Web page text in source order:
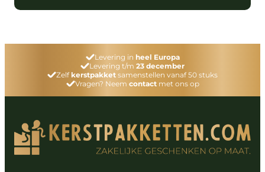
Levering in heel Europa
Levering t/m 23 december
Zelf kerstpakket samenstellen vanaf 50 stuks
Vragen? Neem contactmet ons op